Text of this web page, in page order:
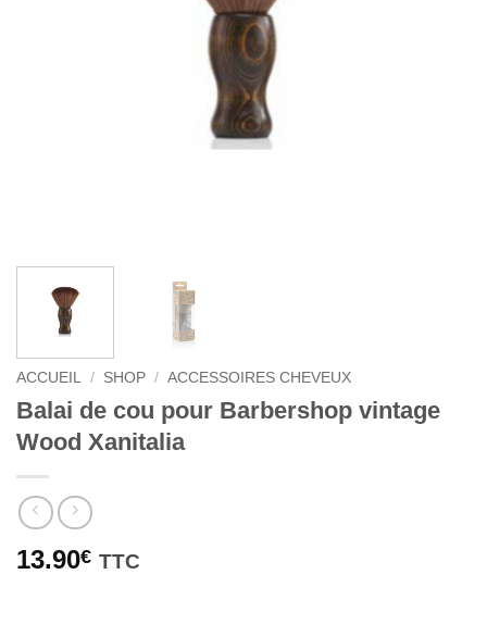
ACCUEIL / SHOP / ACCESSOIRES CHEVEUX
Balai de cou pour Barbershop vintage
Wood Xanitalia
13.90€ TTC